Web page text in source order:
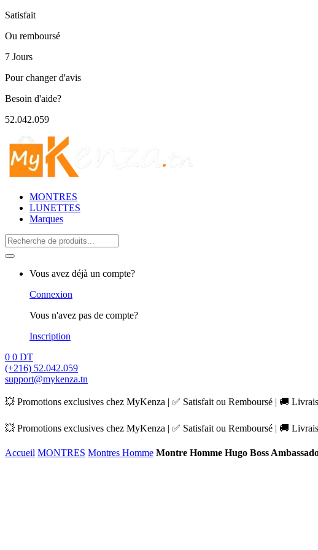
Satisfait
Ou remboursé
7 Jours
Pour changer d'avis
Besoin d'aide?
52.042.059
MONTRES
LUNETTES
Marques
Search
for:
Vous avez déjà un compte?
Connexion
Vous n'avez pas de compte?
Inscription
0 0 DT
(+216) 52.042.059
support@mykenza.tn
💥 Promotions exclusives chez MyKenza | ✅ Satisfait ou Remboursé | 🚚
💥 Promotions exclusives chez MyKenza | ✅ Satisfait ou Remboursé | 🚚
Accueil MONTRES Montres Homme Montre Homme Hugo Boss